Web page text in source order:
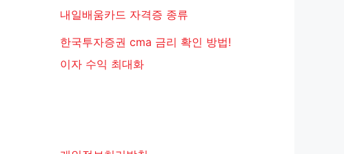
내일배움카드 자격증 종류
한국투자증권 cma 금리 확인 방법!
이자 수익 최대화